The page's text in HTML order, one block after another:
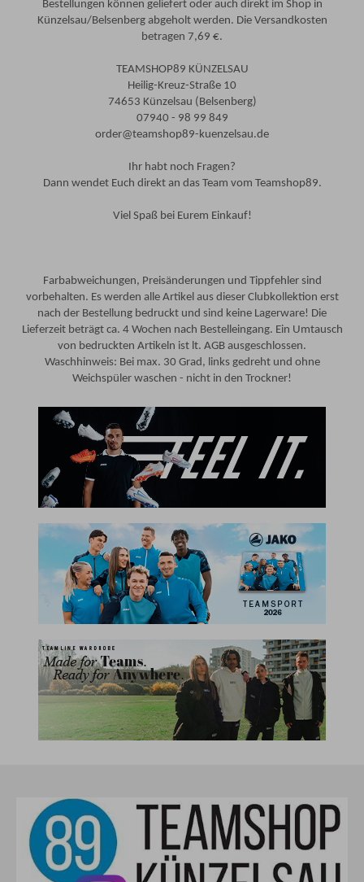
Bestellungen können geliefert oder auch direkt im Shop in
Künzelsau/Belsenberg abgeholt werden. Die Versandkosten
betragen 7,69 €.
TEAMSHOP89 KÜNZELSAU
Heilig-Kreuz-Straße 10
74653 Künzelsau (Belsenberg)
07940 - 98 99 849
order@teamshop89-kuenzelsau.de
Ihr habt noch Fragen?
Dann wendet Euch direkt an das Team vom Teamshop89.
Viel Spaß bei Eurem Einkauf!
Farbabweichungen, Preisänderungen und Tippfehler sind
vorbehalten. Es werden alle Artikel aus dieser Clubkollektion erst
nach der Bestellung bedruckt und sind keine Lagerware! Die
Lieferzeit beträgt ca. 4 Wochen nach Bestelleingang. Ein Umtausch
von bedruckten Artikeln ist lt. AGB ausgeschlossen.
Waschhinweis: Bei max. 30 Grad, links gedreht und ohne
Weichspüler waschen - nicht in den Trockner!